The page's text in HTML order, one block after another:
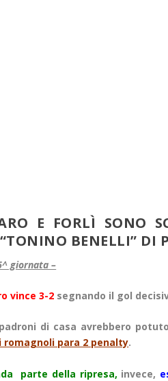
E FORLÌ SONO
BENELLI” DI
giornata –
vince 3-2 segnando il gol
di casa avrebbero
romagnoli para 2 penalty.
parte della ripresa, invece,